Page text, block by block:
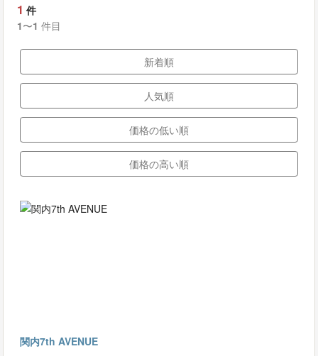
1 件
1〜1 件目
新着順
人気順
価格の低い順
価格の高い順
関内7th AVENUE